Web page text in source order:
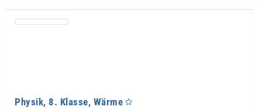
Physik, 8. Klasse, Wärme